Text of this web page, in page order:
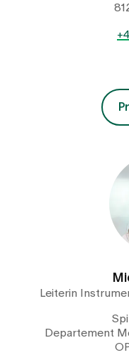
Leiterin
Departement